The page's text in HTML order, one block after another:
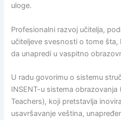
uloge.
Profesionalni razvoj učitelja,
učiteljeve svesnosti o tome
da unapredi u vaspitno
U radu govorimu o sistemu
INSENT-u sistema
Teachers), koji pretstavlja
usavršavanje veština,